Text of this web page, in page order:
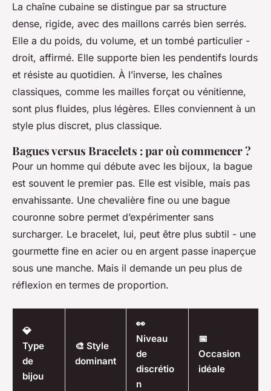
La chaîne cubaine se distingue par sa structure
dense, rigide, avec des maillons carrés bien serrés.
Elle a du poids, du volume, et un tombé particulier -
droit, affirmé. Elle supporte bien les pendentifs lourds
et résiste au quotidien. À l’inverse, les chaînes
classiques, comme les mailles forçat ou vénitienne,
sont plus fluides, plus légères. Elles conviennent à un
style plus discret, plus classique.
Bagues versus Bracelets : par où commencer ?
Pour un homme qui débute avec les bijoux, la bague
est souvent le premier pas. Elle est visible, mais pas
envahissante. Une chevalière fine ou une bague
couronne sobre permet d’expérimenter sans
surcharger. Le bracelet, lui, peut être plus subtil - une
gourmette fine en acier ou en argent passe inaperçue
sous une manche. Mais il demande un peu plus de
réflexion en termes de proportion.
💎
Type
de
bijou
🎨 Style
dominant
👀
Niveau
de
discrétio
n
📅
Occasion
idéale